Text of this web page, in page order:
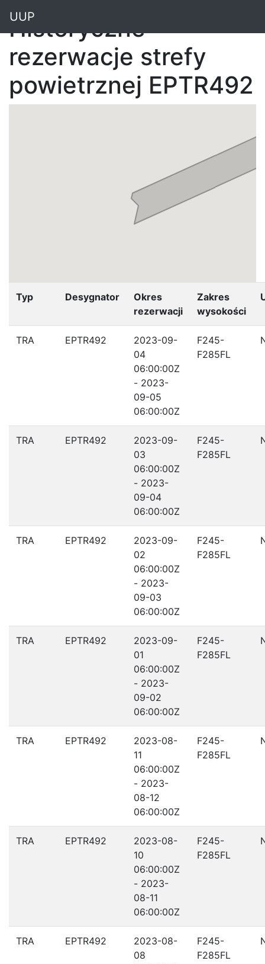
UUP
Historyczne
rezerwacje strefy
powietrznej EPTR492
Typ Desygnator
Okres
rezerwacji
Zakres
wysokości
TRA EPTR492
2023-09-
04
06:00:00Z
- 2023-
09-05
06:00:00Z
F245-
F285FL
TRA EPTR492
2023-09-
03
06:00:00Z
- 2023-
09-04
06:00:00Z
F245-
F285FL
TRA EPTR492
2023-09-
02
06:00:00Z
- 2023-
09-03
06:00:00Z
F245-
F285FL
TRA EPTR492
2023-09-
01
06:00:00Z
- 2023-
09-02
06:00:00Z
F245-
F285FL
TRA EPTR492
2023-08-
11
06:00:00Z
- 2023-
08-12
06:00:00Z
F245-
F285FL
TRA EPTR492
2023-08-
10
06:00:00Z
- 2023-
08-11
06:00:00Z
F245-
F285FL
TRA EPTR492
2023-08-
08
F245-
F285FL